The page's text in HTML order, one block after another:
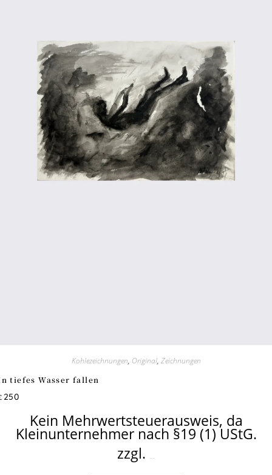
Kohlezeichnungen, Original, Zeichnungen
tiefes Wasser fallen
250
Kein Mehrwertsteuerausweis, da
Kleinunternehmer nach §19 (1) UStG.
zzgl.